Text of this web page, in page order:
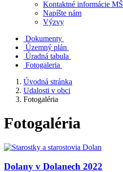
Kontaktné informácie MŠ
Napíšte nám
Výzvy
Dokumenty
Územný plán
Úradná tabula
Fotogaleria
Úvodná stránka
Udalosti v obci
Fotogaléria
Fotogaléria
Dolany v Dolanech 2022